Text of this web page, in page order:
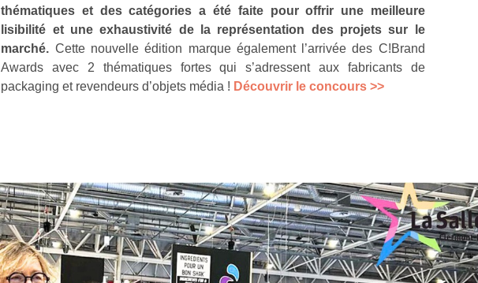
thématiques et des catégories a été faite pour offrir une meilleure
lisibilité et une exhaustivité de la représentation des projets sur le
marché. Cette nouvelle édition marque également l’arrivée des C!Brand
Awards avec 2 thématiques fortes qui s’adressent aux fabricants de
packaging et revendeurs d’objets média ! Découvrir le concours >>